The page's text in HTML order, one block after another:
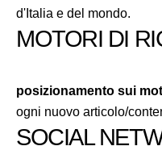
d'Italia e del mondo.
MOTORI DI
posizionamento sui
ogni nuovo articolo/
SOCIAL